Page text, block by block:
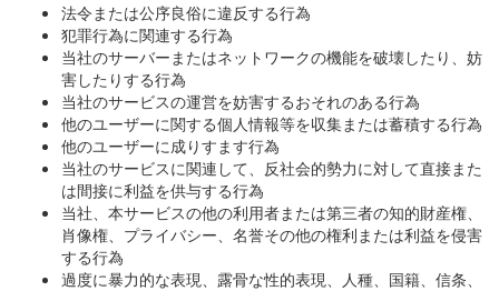
法令または公序良俗に違反する行為
犯罪行為に関連する行為
当社のサーバーまたはネットワークの機能を破壊したり、妨
害したりする行為
当社のサービスの運営を妨害するおそれのある行為
他のユーザーに関する個人情報等を収集または蓄積する行為
他のユーザーに成りすます行為
当社のサービスに関連して、反社会的勢力に対して直接また
は間接に利益を供与する行為
当社、本サービスの他の利用者または第三者の知的財産権、
肖像権、プライバシー、名誉その他の権利または利益を侵害
する行為
過度に暴力的な表現、露骨な性的表現、人種、国籍、信条、